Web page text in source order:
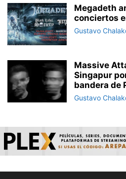
Megadeth
conciertos
Gustavo
Massive
Singapur
bandera de
Gustavo